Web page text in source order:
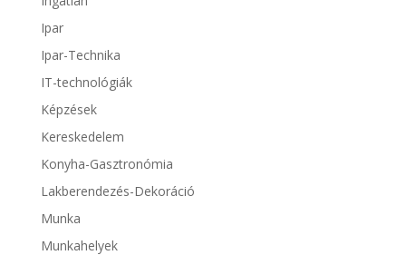
Ipar
Ipar-Technika
IT-technológiák
Képzések
Kereskedelem
Konyha-Gasztronómia
Lakberendezés-Dekoráció
Munka
Munkahelyek